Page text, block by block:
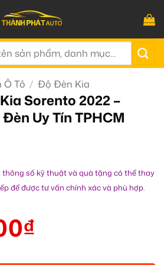
Tô / Độ Đèn Kia
Sorento 2022 –
Uy Tín TPHCM
thông số kỹ thuật và quà tặng có thể thay
để được tư vấn chính xác và phù hợp.
₫